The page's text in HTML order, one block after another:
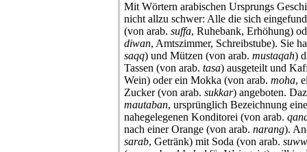
Mit Wörtern arabischen Ursprungs
nicht allzu schwer: Alle die sich
(von arab. suffa, Ruhebank, Erhöhung)
diwan, Amtszimmer, Schreibstube). Sie
saqq) und Mützen (von arab. mustaqah)
Tassen (von arab. tasa) ausgeteilt und
Wein) oder ein Mokka (von arab. moha,
Zucker (von arab. sukkar) angeboten.
mautaban, ursprünglich Bezeichnung
nahegelegenen Konditorei (von arab.
nach einer Orange (von arab. narang).
sarab, Getränk) mit Soda (von arab.